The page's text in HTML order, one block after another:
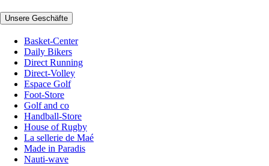
Unsere Geschäfte
Basket-Center
Daily Bikers
Direct Running
Direct-Volley
Espace Golf
Foot-Store
Golf and co
Handball-Store
House of Rugby
La sellerie de Maé
Made in Paradis
Nauti-wave